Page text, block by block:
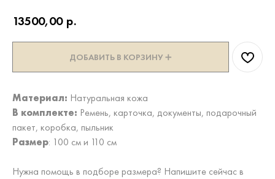
13500,00 р.
ДОБАВИТЬ В КОРЗИНУ ➕
Материал: Натуральная кожа
В комплекте: Ремень, карточка, документы, подарочный
пакет, коробка, пыльник
Размер: 100 см и 110 см
Нужна помощь в подборе размера? Напишите сейчас в